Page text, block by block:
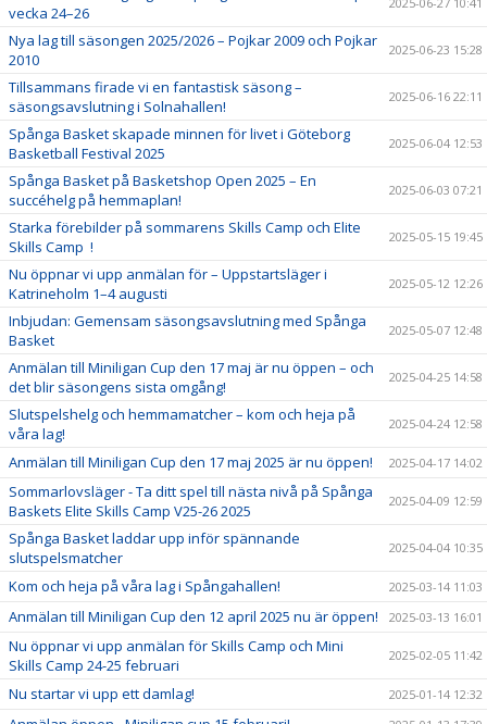
vecka 24–26
Nya lag till säsongen 2025/2026 – Pojkar 2009 och Pojkar
2010
2025-06-23 15:28
Tillsammans firade vi en fantastisk säsong –
säsongsavslutning i Solnahallen!
2025-06-16 22:11
Spånga Basket skapade minnen för livet i Göteborg
Basketball Festival 2025
2025-06-04 12:53
Spånga Basket på Basketshop Open 2025 – En
succéhelg på hemmaplan!
2025-06-03 07:21
Starka förebilder på sommarens Skills Camp och Elite
Skills Camp !
2025-05-15 19:45
Nu öppnar vi upp anmälan för – Uppstartsläger i
Katrineholm 1–4 augusti
2025-05-12 12:26
Inbjudan: Gemensam säsongsavslutning med Spånga
Basket
2025-05-07 12:48
Anmälan till Miniligan Cup den 17 maj är nu öppen – och
det blir säsongens sista omgång!
2025-04-25 14:58
Slutspelshelg och hemmamatcher – kom och heja på
våra lag!
2025-04-24 12:58
Anmälan till Miniligan Cup den 17 maj 2025 är nu öppen! 2025-04-17 14:02
Sommarlovsläger - Ta ditt spel till nästa nivå på Spånga
Baskets Elite Skills Camp V25-26 2025
2025-04-09 12:59
Spånga Basket laddar upp inför spännande
slutspelsmatcher
2025-04-04 10:35
Kom och heja på våra lag i Spångahallen! 2025-03-14 11:03
Anmälan till Miniligan Cup den 12 april 2025 nu är öppen! 2025-03-13 16:01
Nu öppnar vi upp anmälan för Skills Camp och Mini
Skills Camp 24-25 februari
2025-02-05 11:42
Nu startar vi upp ett damlag! 2025-01-14 12:32